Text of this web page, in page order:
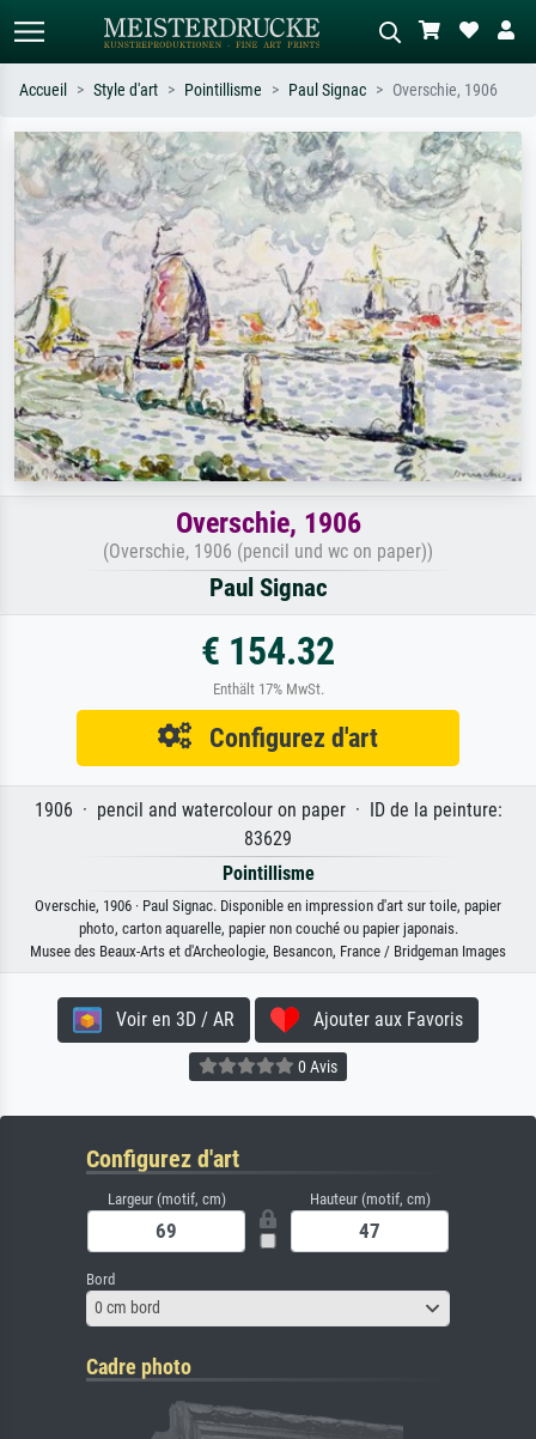
Recherche standard Recherche d'images IA
Recherchez par artiste, titre ou style –
ex. Monet, Nuit étoilée,
impressionnisme, vague de Hokusai,
nu.
Décrivez la scène – ex. prairie verte,
abstrait avec beaucoup de rouge,
tableau sombre, nu debout près d'un
arbre.
Accueil Style d'art Pointillisme Paul Signac Overschie, 1906
Overschie, 1906
(Overschie, 1906 (pencil und wc on paper))
Paul Signac
€ 154.32
Enthält 17% MwSt.
Configurez d'art
1906 · pencil and watercolour on paper · ID de la peinture:
83629
Pointillisme
Overschie, 1906 · Paul Signac. Disponible en impression d'art sur toile, papier
photo, carton aquarelle, papier non couché ou papier japonais.
Musee des Beaux-Arts et d'Archeologie, Besancon, France / Bridgeman Images
Voir en 3D / AR Ajouter aux Favoris
0 Avis
Configurez d'art
Largeur (motif, cm) Hauteur (motif, cm)
Bord
0 cm bord
Cadre photo